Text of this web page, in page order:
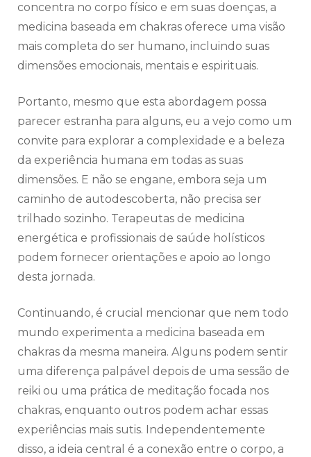
concentra no corpo físico e em suas doenças, a
medicina baseada em chakras oferece uma visão
mais completa do ser humano, incluindo suas
dimensões emocionais, mentais e espirituais.
Portanto, mesmo que esta abordagem possa
parecer estranha para alguns, eu a vejo como um
convite para explorar a complexidade e a beleza
da experiência humana em todas as suas
dimensões. E não se engane, embora seja um
caminho de autodescoberta, não precisa ser
trilhado sozinho. Terapeutas de medicina
energética e profissionais de saúde holísticos
podem fornecer orientações e apoio ao longo
desta jornada.
Continuando, é crucial mencionar que nem todo
mundo experimenta a medicina baseada em
chakras da mesma maneira. Alguns podem sentir
uma diferença palpável depois de uma sessão de
reiki ou uma prática de meditação focada nos
chakras, enquanto outros podem achar essas
experiências mais sutis. Independentemente
disso, a ideia central é a conexão entre o corpo, a